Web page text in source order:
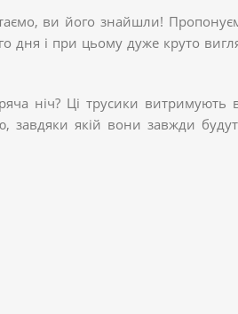
ви його знайшли!
дня і при цьому дуже круто
ніч? Ці трусики витримують
якій вони завжди